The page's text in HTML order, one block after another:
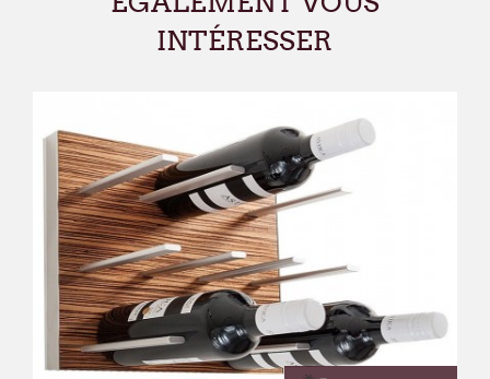
INTÉRESSER
François Dubaere et Géraldine Dubaere